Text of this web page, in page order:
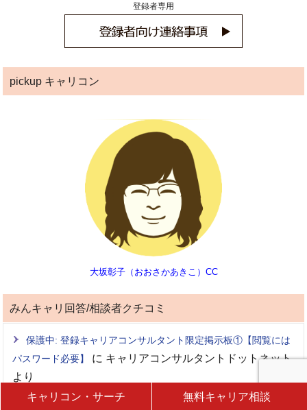
キャリコン・サーチ 無料キャリア相談
登録者専用
pickup キャリコン
大坂彰子（おおさかあきこ）CC
みんキャリ回答/相談者クチコミ
保護中: 登録キャリアコンサルタント限定掲示板①【閲覧には
パスワード必要】
に キャリアコンサルタントドットネット
より
保護中: 登録キャリアコンサルタント限定掲示板①【閲覧には